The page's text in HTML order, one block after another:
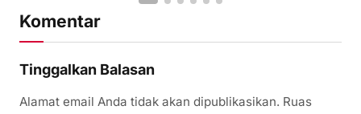
Komentar
Tinggalkan Balasan
Alamat email Anda tidak akan dipublikasikan. Ruas